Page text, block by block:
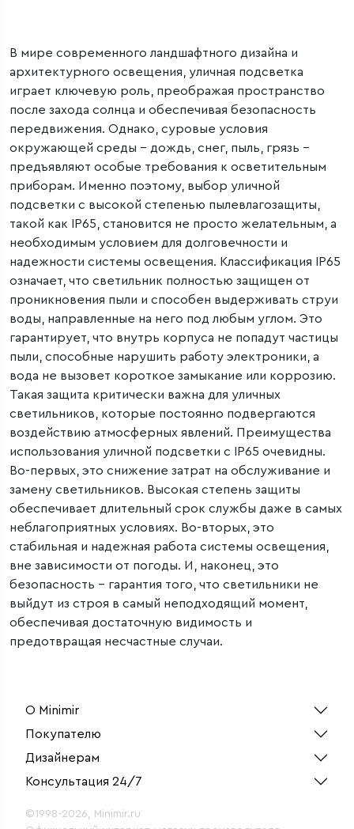
В мире современного ландшафтного дизайна и
архитектурного освещения, уличная подсветка
играет ключевую роль, преображая пространство
после захода солнца и обеспечивая безопасность
передвижения. Однако, суровые условия
окружающей среды – дождь, снег, пыль, грязь –
предъявляют особые требования к осветительным
приборам. Именно поэтому, выбор уличной
подсветки с высокой степенью пылевлагозащиты,
такой как IP65, становится не просто желательным, а
необходимым условием для долговечности и
надежности системы освещения. Классификация IP65
означает, что светильник полностью защищен от
проникновения пыли и способен выдерживать струи
воды, направленные на него под любым углом. Это
гарантирует, что внутрь корпуса не попадут частицы
пыли, способные нарушить работу электроники, а
вода не вызовет короткое замыкание или коррозию.
Такая защита критически важна для уличных
светильников, которые постоянно подвергаются
воздействию атмосферных явлений. Преимущества
использования уличной подсветки с IP65 очевидны.
Во-первых, это снижение затрат на обслуживание и
замену светильников. Высокая степень защиты
обеспечивает длительный срок службы даже в самых
неблагоприятных условиях. Во-вторых, это
стабильная и надежная работа системы освещения,
вне зависимости от погоды. И, наконец, это
безопасность – гарантия того, что светильники не
выйдут из строя в самый неподходящий момент,
обеспечивая достаточную видимость и
предотвращая несчастные случаи.
О Minimir
Покупателю
Дизайнерам
Консультация 24/7
©1998-2026, Minimir.ru